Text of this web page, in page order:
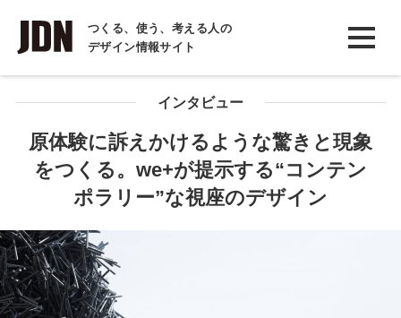
つくる、使う、考える人の
デザイン情報サイト
INTERVIEW
インタビュー
REPORT
COLUMN
コラム
インタビュー
原体験に訴えかけるような驚きと現象
をつくる。we+が提示する“コンテン
ポラリー”な視座のデザイン